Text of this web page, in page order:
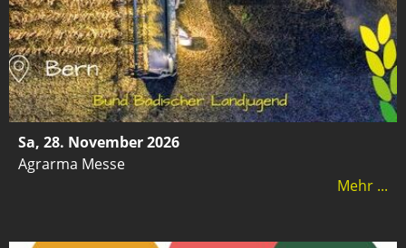
Sa, 28. November 2026
Agrarma Messe
Mehr ...